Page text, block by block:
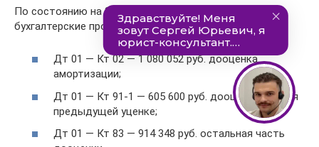
По состоянию на 31.12 производятся следующие
бухгалтерские проводки:
Дт 01 — Кт 02 — 1 080 052 руб. дооценка
амортизации;
Дт 01 — Кт 91-1 — 605 600 руб. дооценка, равная
предыдущей уценке;
Дт 01 — Кт 83 — 914 348 руб. остальная часть